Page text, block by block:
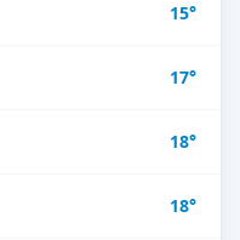
15°
17°
18°
18°